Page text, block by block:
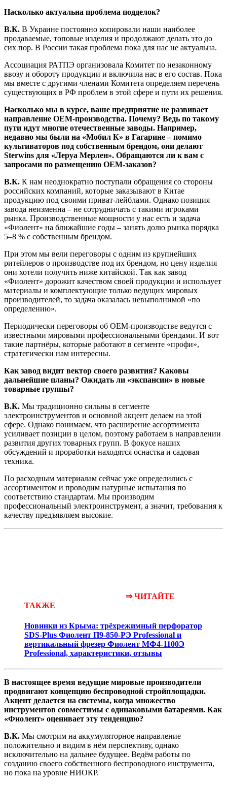
Насколько актуальна проблема подделок?
В.К. В Украине постоянно копировали наши наиболее
продаваемые, топовые изделия и продолжают делать это до
сих пор. В России такая проблема пока для нас не актуальна.
Ассоциация РАТПЭ организовала Комитет по незаконному
ввозу и обороту продукции и включила нас в его состав. Пока
мы вместе с другими членами Комитета определяем перечень
существующих в РФ проблем в этой сфере и пути их решения.
Насколько мы в курсе, ваше предприятие не развивает
направление ОЕМ-производства. Почему? Ведь по такому
пути идут многие отечественные заводы. Например,
недавно мы были на «Мобил К» в Гагарине – помимо
культиваторов под собственным брендом, они делают
Sterwins для «Леруа Мерлен». Обращаются ли к вам с
запросами по размещению ОЕМ-заказов?
В.К. К нам неоднократно поступали обращения со стороны
российских компаний, которые заказывают в Китае
продукцию под своими приват-лейблами. Однако позиция
завода неизменна – не сотрудничать с такими игроками
рынка. Производственные мощности у нас есть и задача
«Фиолент» на ближайшие годы – занять долю рынка порядка
5–8 % с собственным брендом.
При этом мы вели переговоры с одним из крупнейших
ритейлеров о производстве под их брендом, но цену изделия
они хотели получить ниже китайской. Так как завод
«Фиолент» дорожит качеством своей продукции и использует
материалы и комплектующие только ведущих мировых
производителей, то задача оказалась невыполнимой «по
определению».
Периодически переговоры об ОЕМ-производстве ведутся с
известными мировыми профессиональными брендами. И вот
такие партнёры, которые работают в сегменте «профи»,
стратегически нам интересны.
Как завод видит вектор своего развития? Каковы
дальнейшие планы? Ожидать ли «экспансии» в новые
товарные группы?
В.К. Мы традиционно сильны в сегменте
электроинструментов и основной акцент делаем на этой
сфере. Однако понимаем, что расширение ассортимента
усиливает позиции в целом, поэтому работаем в направлении
развития других товарных групп. В фокусе наших
обсуждений и проработки находятся оснастка и садовая
техника.
По расходным материалам сейчас уже определились с
ассортиментом и проводим натурные испытания по
соответствию стандартам. Мы производим
профессиональный электроинструмент, а значит, требования к
качеству предъявляем высокие.
⇒ ЧИТАЙТЕ
ТАКЖЕ
Новинки из Крыма: трёхрежимный перфоратор
SDS-Plus Фиолент П9-850-РЭ Professional и
вертикальный фрезер Фиолент МФ4-1100Э
Professional, характеристики, отзывы
В настоящее время ведущие мировые производители
продвигают концепцию беспроводной стройплощадки.
Акцент делается на системы, когда множество
инструментов совместимы с одинаковыми батареями. Как
«Фиолент» оценивает эту тенденцию?
В.К. Мы смотрим на аккумуляторное направление
положительно и видим в нём перспективу, однако
исключительно на дальнее будущее. Ведём работы по
созданию своего собственного беспроводного инструмента,
но пока на уровне НИОКР.